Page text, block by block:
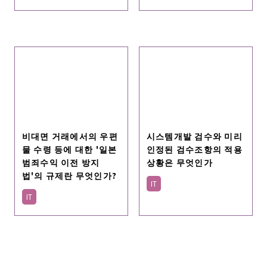
비대면 거래에서의 우편
물 수령 등에 대한 '일본
범죄수익 이전 방지
법'의 규제란 무엇인가?
IT
시스템개발 검수와 미리
인정된 검수조항의 적용
상황은 무엇인가
IT